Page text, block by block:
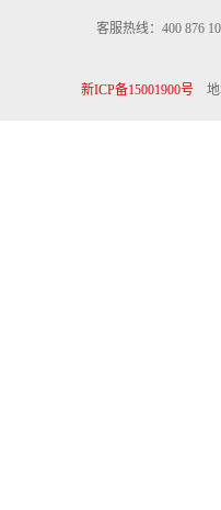
客服热线：400 876
新ICP备15001900号地